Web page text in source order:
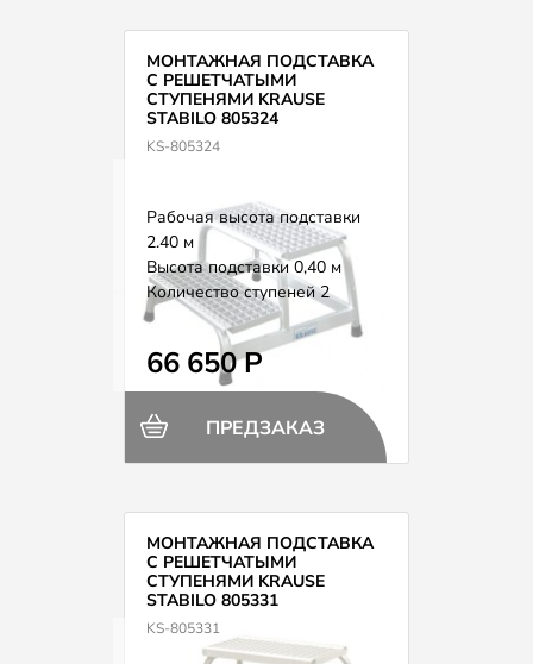
МОНТАЖНАЯ ПОДСТАВКА
С РЕШЕТЧАТЫМИ
СТУПЕНЯМИ KRAUSE
STABILO 805324
KS-805324
Рабочая высота подставки
2.40 м
Высота подставки 0,40 м
Количество ступеней 2
Вес 5,4 кг
66 650 Р
ПРЕДЗАКАЗ
МОНТАЖНАЯ ПОДСТАВКА
С РЕШЕТЧАТЫМИ
СТУПЕНЯМИ KRAUSE
STABILO 805331
KS-805331